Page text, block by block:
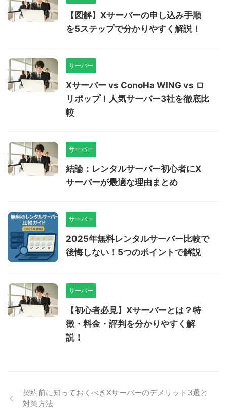
【図解】Xサーバーの申し込み手順
を5ステップで分かりやすく解説！
サーバー
Xサーバー vs ConoHa WING vs ロ
リポップ！人気サーバー3社を徹底比
較
サーバー
結論：レンタルサーバー初心者にX
サーバーが最適な理由まとめ
サーバー
2025年無料レンタルサーバー比較で
後悔しない！5つのポイントで解説
サーバー
【初心者必見】Xサーバーとは？特
徴・料金・評判を分かりやすく解
説！
契約前に知っておくべきXサーバーのデメリット3選と
対策方法